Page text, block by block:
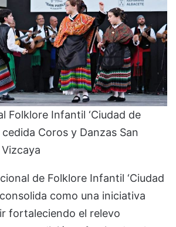
Folklore Infantil ‘Ciudad de
Coros y Danzas San
de Folklore Infantil ‘Ciudad
como una iniciativa
fortaleciendo el relevo